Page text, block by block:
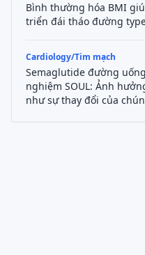
Bình thường hóa BMI
triển đái tháo đường
Cardiology/Tim mạch
Semaglutide đường
nghiệm SOUL: Ảnh
như sự thay đổi của